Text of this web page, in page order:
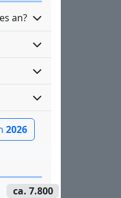
an?
2026
ca. 7.800